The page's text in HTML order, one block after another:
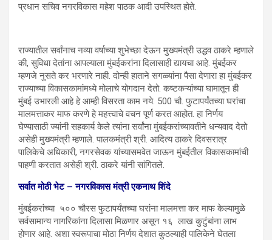
प्रधान सचिव नगरविकास महेश पाठक आदी उपस्थित होते.
राज्यातील सर्वांनाच नव्या वर्षाच्या शुभेच्छा देऊन मुख्यमंत्री उद्धव ठाकरे म्हणाले
की, सुविधा देतांना आपल्याला मुंबईकरांना दिलासाही द्यायचा आहे. मुंबईकर
म्हणजे नुसते कर भरणारे नाही. दोन्ही हाताने सगळ्यांना पैसा देणारा हा मुंबईकर
राज्याच्या विकासकामांमध्ये मोलाचे योगदान देतो. कष्टकऱ्यांच्या घामातून ही
मुंबई उभारली आहे हे आम्ही विसरता काम नये. 500 चौ. फुटापर्यंतच्या घरांचा
मालमत्ताकर माफ करणे हे महत्त्वाचे वचन पूर्ण करत आहोत. हा निर्णय
घेण्यासाठी ज्यांनी सहकार्य केले त्यांना सर्वांना मुंबईकरांच्यावतीने धन्यवाद देतो
असेही मुख्यमंत्री म्हणाले. पालकमंत्री श्री. आदित्य ठाकरे दिवसरात्र
पालिकेचे अधिकारी, नगरसेवक यांच्यासमवेत जाऊन मुंबईतील विकासकामांची
पाहणी करतात असेही श्री. ठाकरे यांनी सांगितले.
सर्वात मोठी भेट – नगरविकास मंत्री एकनाथ शिंदे
मुंबईकरांच्या ५०० चौरस फुटापर्यंतच्या घरांना मालमत्ता कर माफ केल्यामुळे
सर्वसामान्य नागरिकांना दिलासा मिळणार असून १६ लाख कुटुंबांना लाभ
होणार आहे. अशा स्वरूपाचा मोठा निर्णय देशात कुठल्याही पालिकेने घेतला